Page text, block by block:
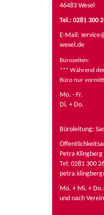
46483 Wesel
Tel.: 0281 300
E-Mail:
wesel.de
Bürozeiten:
*** Während
Büro nur
Mo. - Fr.
Di. + Do.
Büroleitung:
Petra Klingberg
Tel: 0281 300
Mo. + Mi. +
und nach